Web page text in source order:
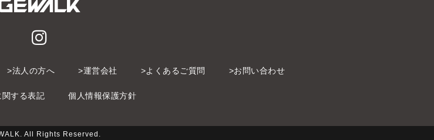
法人の方へ 運営会社 よくあるご質問 お問い合わせ
する表記 個人情報保護方針
All Rights Reserved.